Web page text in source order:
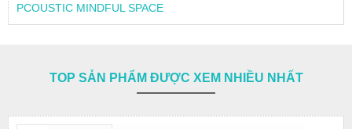
PCOUSTIC MINDFUL SPACE
TOP SẢN PHẨM ĐƯỢC XEM NHIỀU NHẤT